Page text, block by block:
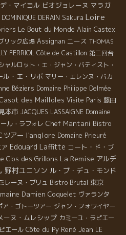
・マイヨル ビオジョレーヌ マラガ
DOMINIQUE DERAIN Sakura Loire
Le Bout du Monde Alain Castex
リック広場 Assignan ニース THOMAS
FERRIOL Côte de Castillon 第二回台
ャルロット・エ・ジャン・バティスト・
ル・エ・リボ マリー・エレンヌ・バカ
Béziers Domaine Philippe Delmée
des Mailloles Visite Paris 藤田
本市 JACQUES LASSAIGNE Domaine
ル・ラフォレ Chef Mantani Bistro
ツアー l'anglore Domaine Prieuré
Edouard Laffitte コート・ド・ブ
Clos des Grillons La Remise アルデ
野村ユニソン ル・ブ・デュ・モンド
レーヌ・ブリュ Bistro Brutal 東京
Damien Coquelet ヴァランタ
ア・ゴトーツアー ジャン・フォワイヤー
ーヌ・ムレシップ カミーユ・ラピエー
エール Côte du Py René Jean LE